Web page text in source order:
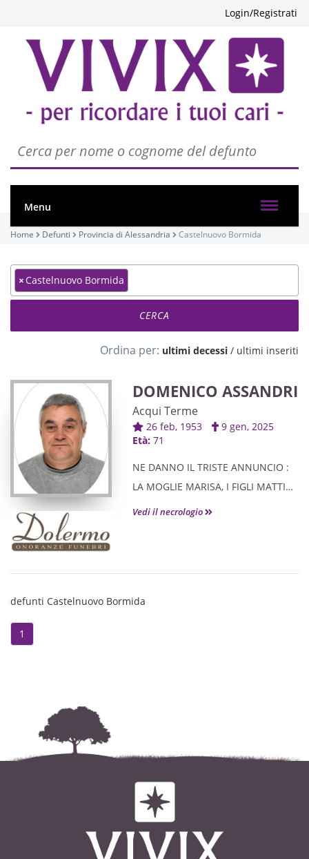
Login/Registrati
Menu
Home Defunti Provincia di Alessandria Castelnuovo Bormida
×Castelnuovo Bormida
Ordina per: ultimi decessi / ultimi inseriti
DOMENICO ASSANDRI
Acqui Terme
26 feb, 1953
9 gen, 2025
Età: 71
NE DANNO IL TRISTE ANNUNCIO :
LA MOGLIE MARISA, I FIGLI MATTIA
CON GIULIA E ALESSIA CON
Vedi il necrologio
defunti Castelnuovo Bormida
1